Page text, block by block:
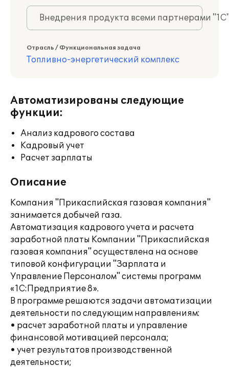
Внедрения продукта всеми партнерами
Отрасль / Функциональная задача
Топливно-энергетический комплекс
Автоматизированы следующие
функции:
Анализ кадрового состава
Кадровый учет
Расчет зарплаты
Описание
Компания "Прикаспийская газовая компания"
занимается добычей газа.
Автоматизация кадрового учета и расчета
заработной платы Компании "Прикаспийская
газовая компания" осуществлена на основе
типовой конфигурации "Зарплата и
Управление Персоналом" системы программ
«1С:Предприятие 8».
В программе решаются задачи автоматизации
деятельности по следующим направлениям:
• расчет заработной платы и управление
финансовой мотивацией персонала;
• учет результатов производственной
деятельности;